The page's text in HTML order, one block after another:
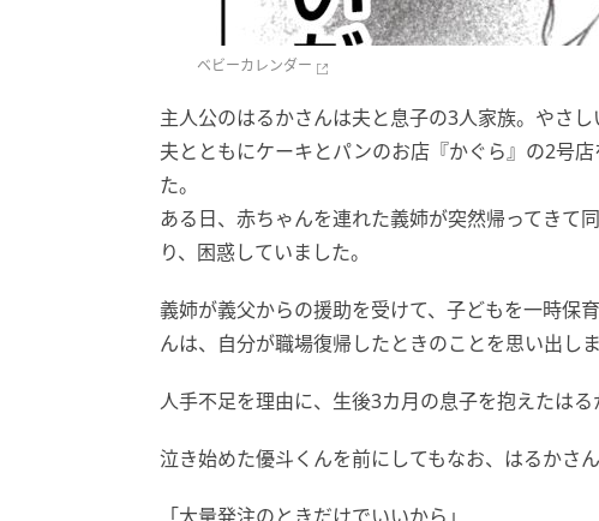
ベビーカレンダー
主人公のはるかさんは夫と息子の3人家族。やさ
夫とともにケーキとパンのお店『かぐら』の2号
た。
ある日、赤ちゃんを連れた義姉が突然帰ってきて
り、困惑していました。
義姉が義父からの援助を受けて、子どもを一時保
んは、自分が職場復帰したときのことを思い出しま
人手不足を理由に、生後3カ月の息子を抱えたは
泣き始めた優斗くんを前にしてもなお、はるかさ